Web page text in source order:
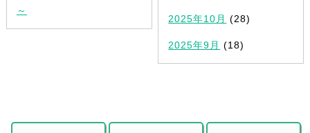
～
2025年10月 (28)
2025年9月 (18)